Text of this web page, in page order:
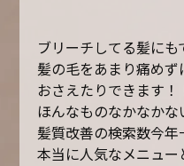
ブリーチしてる髪にも
髪の毛をあまり痛めず
おさえたりできます！
ほんなものなかなかな
髪質改善の検索数今年
本当に人気なメニュー